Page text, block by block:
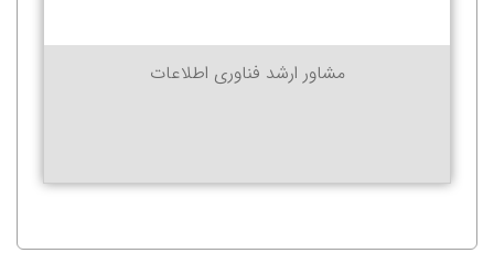
مشاور ارشد فناوری اطلاعات